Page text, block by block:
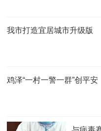
我市打造宜居城市升级版
鸡泽“一村一警一群”创平安